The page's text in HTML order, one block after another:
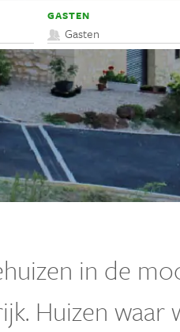
GASTEN
Gasten
in de
Huizen waar